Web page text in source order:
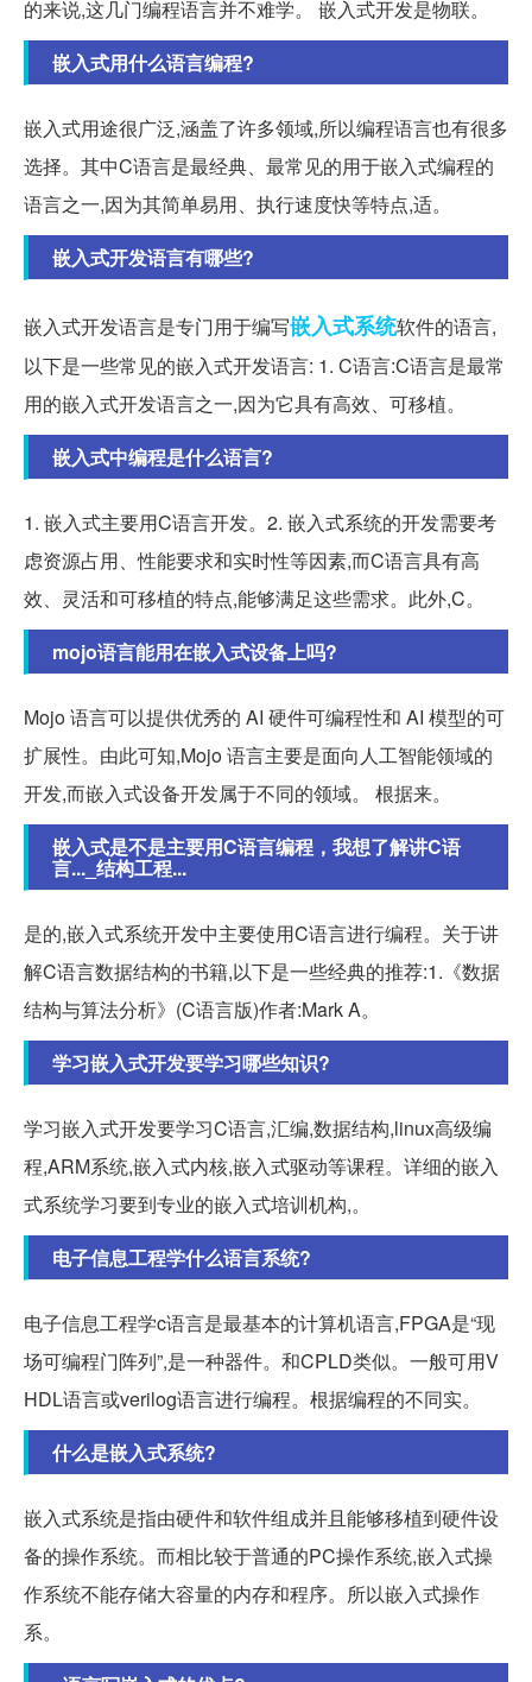
的来说,这几门编程语言并不难学。 嵌入式开发是物联。
嵌入式用什么语言编程?
嵌入式用途很广泛,涵盖了许多领域,所以编程语言也有很多
选择。其中C语言是最经典、最常见的用于嵌入式编程的
语言之一,因为其简单易用、执行速度快等特点,适。
嵌入式开发语言有哪些?
嵌入式开发语言是专门用于编写嵌入式系统软件的语言,
以下是一些常见的嵌入式开发语言: 1. C语言:C语言是最常
用的嵌入式开发语言之一,因为它具有高效、可移植。
嵌入式中编程是什么语言?
1. 嵌入式主要用C语言开发。2. 嵌入式系统的开发需要考
虑资源占用、性能要求和实时性等因素,而C语言具有高
效、灵活和可移植的特点,能够满足这些需求。此外,C。
mojo语言能用在嵌入式设备上吗?
Mojo 语言可以提供优秀的 AI 硬件可编程性和 AI 模型的可
扩展性。由此可知,Mojo 语言主要是面向人工智能领域的
开发,而嵌入式设备开发属于不同的领域。 根据来。
嵌入式是不是主要用C语言编程，我想了解讲C语
言..._结构工程...
是的,嵌入式系统开发中主要使用C语言进行编程。关于讲
解C语言数据结构的书籍,以下是一些经典的推荐:1.《数据
结构与算法分析》(C语言版)作者:Mark A。
学习嵌入式开发要学习哪些知识?
学习嵌入式开发要学习C语言,汇编,数据结构,linux高级编
程,ARM系统,嵌入式内核,嵌入式驱动等课程。详细的嵌入
式系统学习要到专业的嵌入式培训机构,。
电子信息工程学什么语言系统?
电子信息工程学c语言是最基本的计算机语言,FPGA是“现
场可编程门阵列”,是一种器件。和CPLD类似。一般可用V
HDL语言或verilog语言进行编程。根据编程的不同实。
什么是嵌入式系统?
嵌入式系统是指由硬件和软件组成并且能够移植到硬件设
备的操作系统。而相比较于普通的PC操作系统,嵌入式操
作系统不能存储大容量的内存和程序。所以嵌入式操作
系。